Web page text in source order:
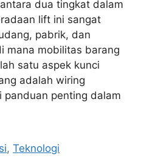
dua tingkat dalam
lift ini sangat
pabrik, dan
mana mobilitas barang
satu aspek kunci
adalah wiring
panduan penting dalam
,Teknologi